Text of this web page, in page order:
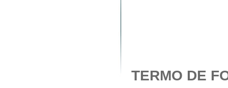
TERMO DE